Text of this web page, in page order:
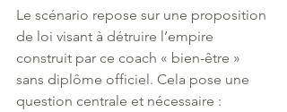
Le scénario repose sur une proposition
de loi visant à détruire l’empire
construit par ce coach « bien-être »
sans diplôme officiel. Cela pose une
question centrale et nécessaire :